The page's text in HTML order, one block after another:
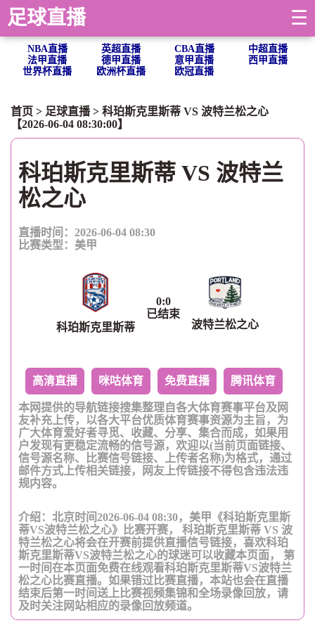
足球直播 ☰
NBA直播 英超直播 CBA直播
中超直播
法甲直播
德甲直播 意甲直播
西甲直播
世界杯直播
欧洲杯直播 欧冠直播
首页 > 足球直播> 科珀斯克里斯蒂 VS 波特兰松之心
【2026-06-04 08:30:00】
科珀斯克里斯蒂 VS 波特兰
松之心
直播时间：2026-06-04 08:30
比赛类型： 美甲
科珀斯克里斯蒂
0:0
已结束
波特兰松之心
高清直播 咪咕体育 免费直播 腾讯体育
本网提供的导航链接搜集整理自各大体育赛事平台及网
友补充上传，以各大平台优质体育赛事资源为主旨，为
广大体育爱好者寻觅、收藏、分享、集合而成，如果用
户发现有更稳定流畅的信号源，欢迎以(当前页面链接、
信号源名称、比赛信号链接、上传者名称)为格式，通过
邮件方式上传相关链接，网友上传链接不得包含违法违
规内容。
介绍：北京时间2026-06-04 08:30，美甲《科珀斯克里斯
蒂VS波特兰松之心》比赛开赛， 科珀斯克里斯蒂 VS 波
特兰松之心将会在开赛前提供直播信号链接，喜欢科珀
斯克里斯蒂VS波特兰松之心的球迷可以收藏本页面， 第
一时间在本页面免费在线观看科珀斯克里斯蒂VS波特兰
松之心比赛直播。如果错过比赛直播，本站也会在直播
结束后第一时间送上比赛视频集锦和全场录像回放，请
及时关注网站相应的录像回放频道。